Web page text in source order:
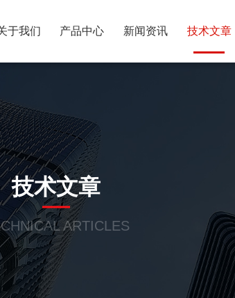
于我们 产品中心 新闻资讯 技术文章
技术文章
ARTICLES